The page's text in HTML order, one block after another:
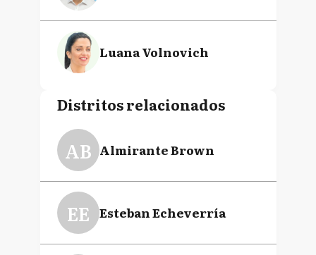
Luana Volnovich
Distritos relacionados
AB Almirante Brown
EE Esteban Echeverría